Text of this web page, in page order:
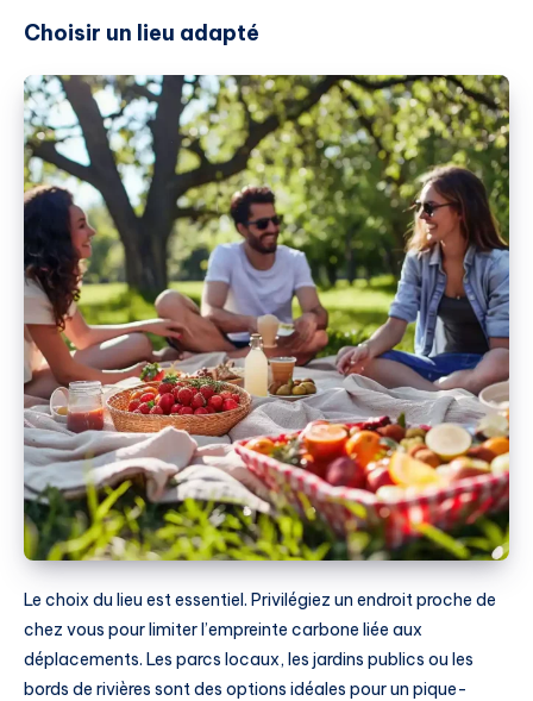
Choisir un lieu adapté
Le choix du lieu est essentiel. Privilégiez un endroit proche de
chez vous pour limiter l’empreinte carbone liée aux
déplacements. Les parcs locaux, les jardins publics ou les
bords de rivières sont des options idéales pour un pique-